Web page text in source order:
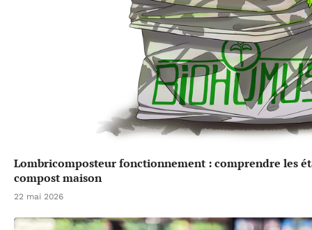
Lombricomposteur fonctionnement : comprendre les
compost maison
22 mai 2026